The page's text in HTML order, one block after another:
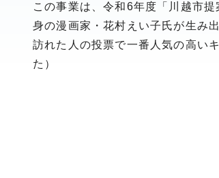
この事業は、令和6年度「川越市
身の漫画家・花村えい子氏が生み
訪れた人の投票で一番人気の高い
た）